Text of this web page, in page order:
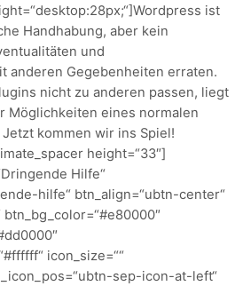
ist
Handhabung, aber kein
und
anderen Gegebenheiten erraten.
nicht zu anderen passen, liegt
Möglichkeiten eines normalen
kommen wir ins Spiel!
height=“33″]
Hilfe“
hilfe“ btn_align=“ubtn-center“
icon_size=““
sep-icon-at-left“